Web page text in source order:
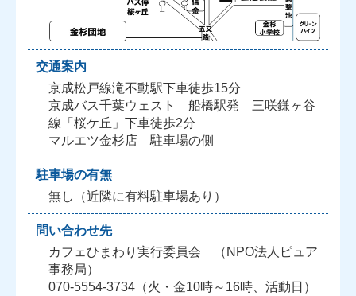
交通案内
京成松戸線滝不動駅下車徒歩15分
京成バス千葉ウェスト 船橋駅発 三咲鎌ヶ谷
線「桜ケ丘」下車徒歩2分
マルエツ金杉店 駐車場の側
駐車場の有無
無し（近隣に有料駐車場あり）
問い合わせ先
カフェひまわり実行委員会 （NPO法人ピュア
事務局）
070-5554-3734（火・金10時～16時、活動日）